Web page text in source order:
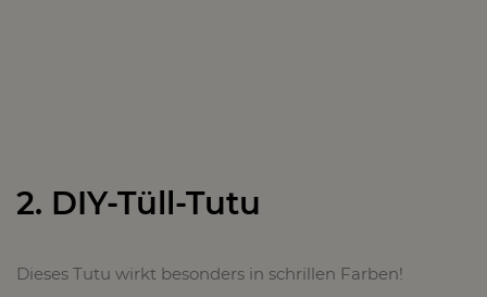
2. DIY-Tüll-Tutu
Dieses Tutu wirkt besonders in schrillen Farben!